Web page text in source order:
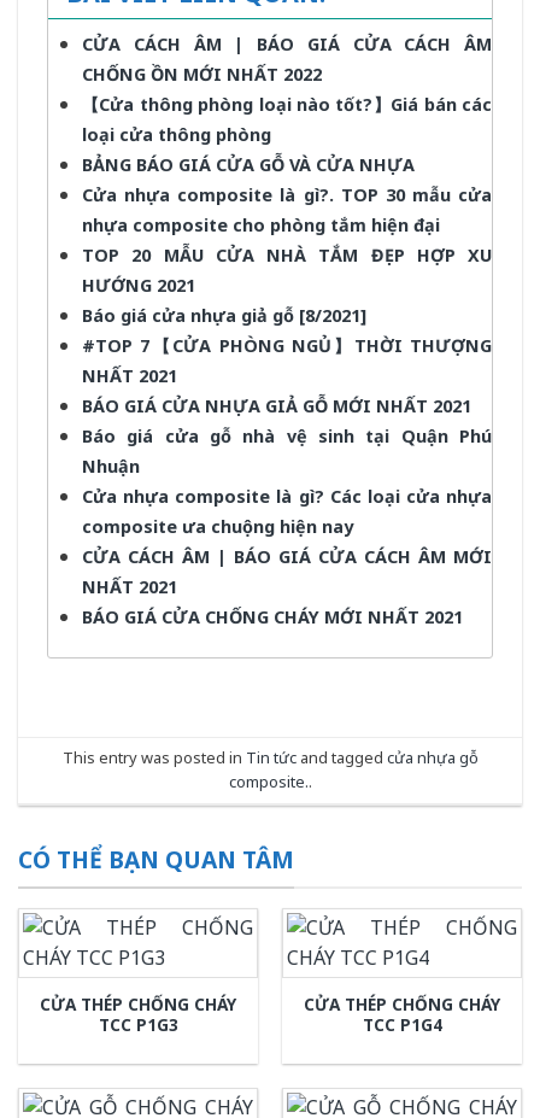
CỬA CÁCH ÂM | BÁO GIÁ CỬA CÁCH ÂM
CHỐNG ỒN MỚI NHẤT 2022
【Cửa thông phòng loại nào tốt?】Giá bán các
loại cửa thông phòng
BẢNG BÁO GIÁ CỬA GỖ VÀ CỬA NHỰA
Cửa nhựa composite là gì?. TOP 30 mẫu cửa
nhựa composite cho phòng tắm hiện đại
TOP 20 MẪU CỬA NHÀ TẮM ĐẸP HỢP XU
HƯỚNG 2021
Báo giá cửa nhựa giả gỗ [8/2021]
#TOP 7【CỬA PHÒNG NGỦ】THỜI THƯỢNG
NHẤT 2021
BÁO GIÁ CỬA NHỰA GIẢ GỖ MỚI NHẤT 2021
Báo giá cửa gỗ nhà vệ sinh tại Quận Phú
Nhuận
Cửa nhựa composite là gì? Các loại cửa nhựa
composite ưa chuộng hiện nay
CỬA CÁCH ÂM | BÁO GIÁ CỬA CÁCH ÂM MỚI
NHẤT 2021
BÁO GIÁ CỬA CHỐNG CHÁY MỚI NHẤT 2021
This entry was posted in Tin tứcand tagged cửa nhựa gỗ
composite..
CÓ THỂ BẠN QUAN TÂM
CỬA THÉP CHỐNG CHÁY
TCC P1G3
CỬA THÉP CHỐNG CHÁY
TCC P1G4